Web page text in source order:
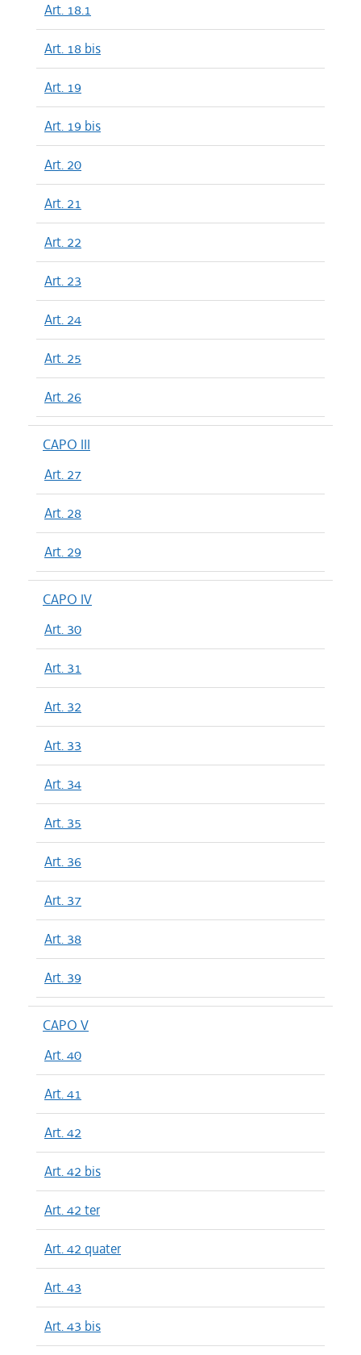
Art. 18.1
Art. 18 bis
Art. 19
Art. 19 bis
Art. 20
Art. 21
Art. 22
Art. 23
Art. 24
Art. 25
Art. 26
CAPO III
Art. 27
Art. 28
Art. 29
CAPO IV
Art. 30
Art. 31
Art. 32
Art. 33
Art. 34
Art. 35
Art. 36
Art. 37
Art. 38
Art. 39
CAPO V
Art. 40
Art. 41
Art. 42
Art. 42 bis
Art. 42 ter
Art. 42 quater
Art. 43
Art. 43 bis